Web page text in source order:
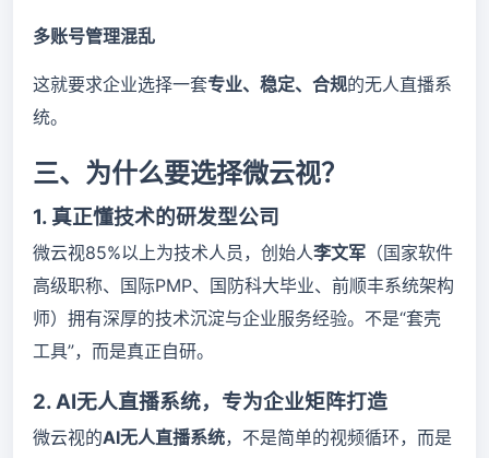
多账号管理混乱
这就要求企业选择一套专业、稳定、合规的无人直播系
统。
三、为什么要选择微云视？
1. 真正懂技术的研发型公司
微云视85%以上为技术人员，创始人李文军 （国家软件
高级职称、国际PMP、国防科大毕业、前顺丰系统架构
师）拥有深厚的技术沉淀与企业服务经验。不是“套壳
工具”，而是真正自研。
2. AI无人直播系统，专为企业矩阵打造
微云视的AI无人直播系统，不是简单的视频循环，而是